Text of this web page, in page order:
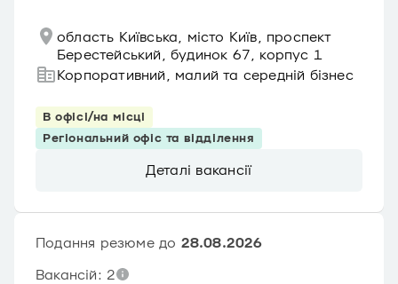
область Київська, місто Київ, проспект
Берестейський, будинок 67, корпус 1
Корпоративний, малий та середній бізнес
В офісі/на місці
Регіональний офіс та відділення
Деталі вакансії
Подання резюме до 28.08.2026
Вакансій: 2